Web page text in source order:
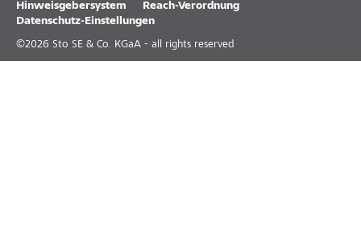
Hinweisgebersystem
Reach-Verordnung
Datenschutz-Einstellungen
©2026 Sto SE & Co. KGaA - all rights reserved